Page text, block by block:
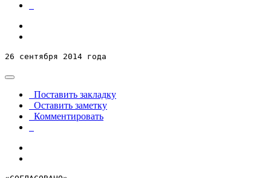
26 сентября 2014 года
Поставить закладку
Оставить заметку
Комментировать